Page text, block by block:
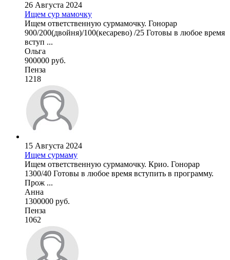
26 Августа 2024
Ищем сур мамочку
Ищем ответственную сурмамочку. Гонорар
900/200(двойня)/100(кесарево) /25 Готовы в любое время
вступ ...
Ольга
900000 руб.
Пенза
1218
15 Августа 2024
Ищем сурмаму
Ищем ответственную сурмамочку. Крио. Гонорар
1300/40 Готовы в любое время вступить в программу.
Прож ...
Анна
1300000 руб.
Пенза
1062